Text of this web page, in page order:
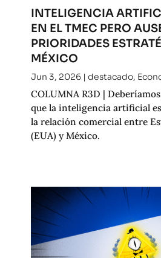
INTELIGENCIA
EN EL TMEC PERO
PRIORIDADES
MÉXICO
Jun 3, 2026| destacado,
COLUMNA R3D |
que la inteligencia artificial
la relación comercial entre
(EUA) y México.